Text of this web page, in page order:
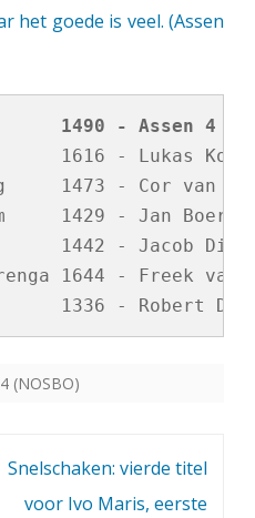
p
e
e
l
t
het goede is veel. (Assen
1490 - Assen 4
1616 - Lukas
1473 - Cor van
1429 - Jan
1442 - Jacob
1644 - Freek
(NOSBO)
Snelschaken: vierde titel
voor Ivo Maris, eerste